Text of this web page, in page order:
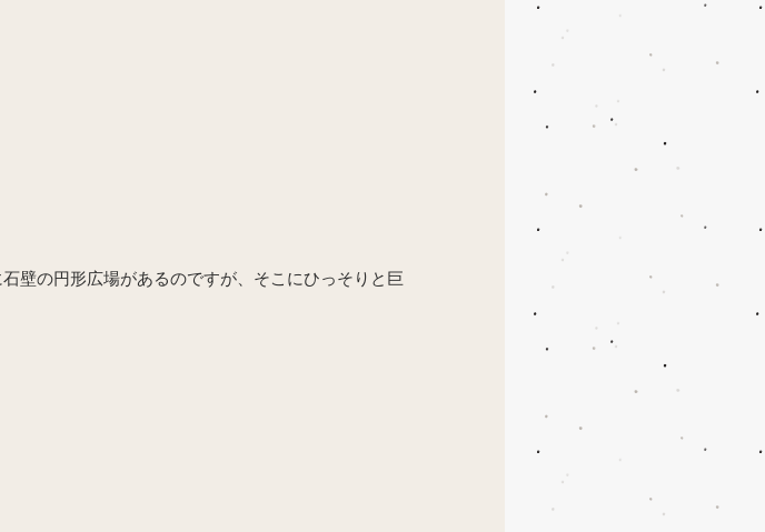
壁の円形広場があるのですが、そこにひっそりと巨